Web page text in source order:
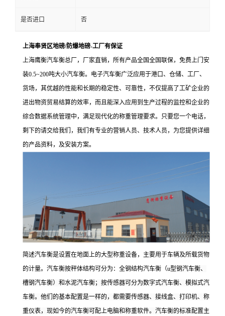
是否进口 否
上海奉贤区地磅/防爆地磅-工厂有保证
上海鹰衡汽车衡总厂，厂家直销，所有产品全国全国联保，免费上门安
装0.5~200吨大小汽车衡。电子汽车衡广泛应用于港口、仓储、工厂、
货场，其优越的性能和长期的稳定性、可靠性，不仅提高了工矿企业的
进出物资贸易结算的效率，而且能深入应用到生产过程的监控和企业的
综合数据系统管理中，满足现代化的称重管理要求。 只要您一个电话，
剩下的请交给我们，我们有专业的营销人员、技术人员，为您提供详细
的产品资料，及安装方案。
简述汽车衡是设置在地面上的大型称重设备，主要用于车辆及所载货物
的计量。汽车衡按秤体结构可分为：全钢结构汽车衡（u型钢汽车衡、
槽钢汽车衡）和水泥汽车衡；按传感器可分为数字式汽车衡、模拟式汽
车衡。他们的基本配置是一样的，都需要传感器、接线盒、打印机、称
重仪表，现如今的汽车衡可配上电脑和称重软件。汽车衡的标准配置主